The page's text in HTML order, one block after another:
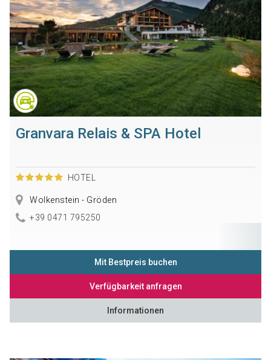
Granvara Relais & SPA Hotel
HOTEL
Wolkenstein - Gröden
+39 0471 795250
Mit Bestpreis buchen
Verfügbarkeit anfragen
Informationen